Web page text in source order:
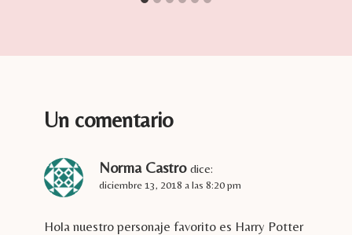
Un comentario
Norma Castro dice:
diciembre 13, 2018 a las 8:20 pm
Hola nuestro personaje favorito es Harry Potter